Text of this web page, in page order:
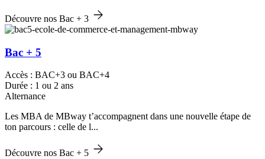
Découvre nos Bac + 3
Bac + 5
Accès : BAC+3 ou BAC+4
Durée : 1 ou 2 ans
Alternance
Les MBA de MBway t’accompagnent dans une nouvelle étape de
ton parcours : celle de l...
Découvre nos Bac + 5